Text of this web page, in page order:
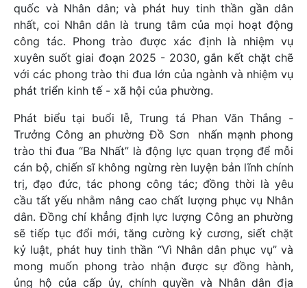
quốc và Nhân dân; và phát huy tinh thần gần dân
nhất, coi Nhân dân là trung tâm của mọi hoạt động
công tác. Phong trào được xác định là nhiệm vụ
xuyên suốt giai đoạn 2025 - 2030, gắn kết chặt chẽ
với các phong trào thi đua lớn của ngành và nhiệm vụ
phát triển kinh tế - xã hội của phường.
Phát biểu tại buổi lễ, Trung tá Phan Văn Thắng -
Trưởng Công an phường Đồ Sơn nhấn mạnh phong
trào thi đua “Ba Nhất” là động lực quan trọng để mỗi
cán bộ, chiến sĩ không ngừng rèn luyện bản lĩnh chính
trị, đạo đức, tác phong công tác; đồng thời là yêu
cầu tất yếu nhằm nâng cao chất lượng phục vụ Nhân
dân. Đồng chí khẳng định lực lượng Công an phường
sẽ tiếp tục đổi mới, tăng cường kỷ cương, siết chặt
kỷ luật, phát huy tinh thần “Vì Nhân dân phục vụ” và
mong muốn phong trào nhận được sự đồng hành,
ủng hộ của cấp ủy, chính quyền và Nhân dân địa